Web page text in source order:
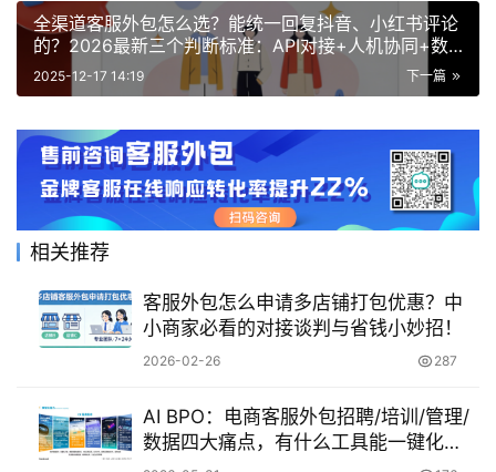
全渠道客服外包怎么选？能统一回复抖音、小红书评论
的？2026最新三个判断标准：API对接+人机协同+数
据安全！
下一篇
2025-12-17 14:19
相关推荐
客服外包怎么申请多店铺打包优惠？中
小商家必看的对接谈判与省钱小妙招！
2026-02-26 287
AI BPO：电商客服外包招聘/培训/管理/
数据四大痛点，有什么工具能一键化